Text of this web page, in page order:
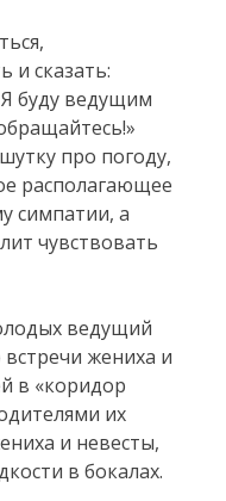
и сказать:
буду ведущим
про погоду,
располагающее
симпатии, а
чувствовать
ведущий
жениха и
в «коридор
их
и невесты,
в бокалах.